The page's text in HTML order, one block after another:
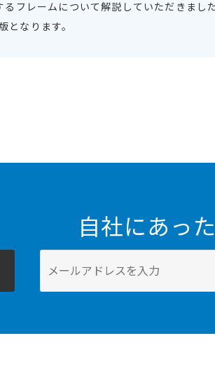
フレームについて解説していただきまし
なります。
自社にあった